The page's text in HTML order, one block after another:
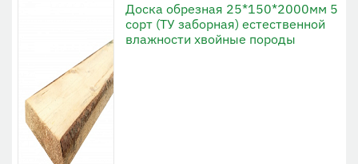
Доска обрезная 25*150*2000мм 5
сорт (ТУ заборная) естественной
влажности хвойные породы